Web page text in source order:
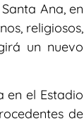
Ana, en
religiosos,
un nuevo
en el Estadio
de